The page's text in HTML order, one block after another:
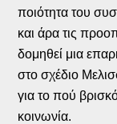
ποιότητα του
και άρα τις
δομηθεί μια
στο σχέδιο
για το πού
κοινωνία.